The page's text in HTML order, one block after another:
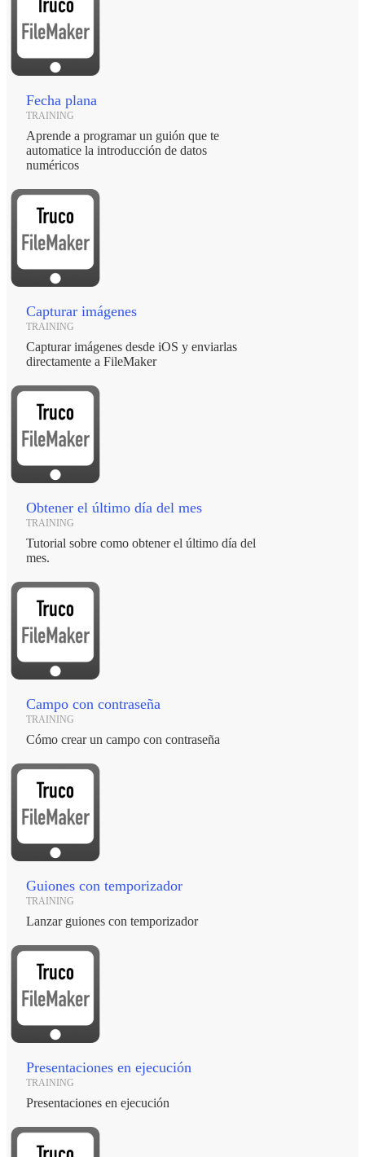
Fecha plana
TRAINING
Aprende a programar un guión que te
automatice la introducción de datos
numéricos
Capturar imágenes
TRAINING
Capturar imágenes desde iOS y enviarlas
directamente a FileMaker
Obtener el último día del mes
TRAINING
Tutorial sobre como obtener el último día del
mes.
Campo con contraseña
TRAINING
Cómo crear un campo con contraseña
Guiones con temporizador
TRAINING
Lanzar guiones con temporizador
Presentaciones en ejecución
TRAINING
Presentaciones en ejecución